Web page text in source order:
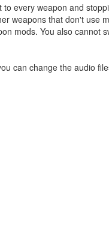
every weapon and
weapons that don't use
mods. You also cannot
can change the audio